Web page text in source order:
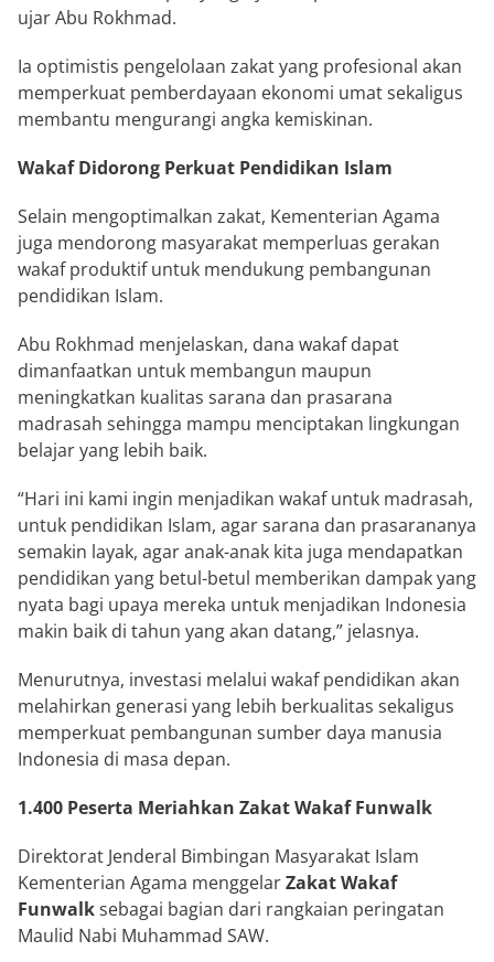
ujar Abu Rokhmad.
Ia optimistis pengelolaan zakat yang profesional akan
memperkuat pemberdayaan ekonomi umat sekaligus
membantu mengurangi angka kemiskinan.
Wakaf Didorong Perkuat Pendidikan Islam
Selain mengoptimalkan zakat, Kementerian Agama
juga mendorong masyarakat memperluas gerakan
wakaf produktif untuk mendukung pembangunan
pendidikan Islam.
Abu Rokhmad menjelaskan, dana wakaf dapat
dimanfaatkan untuk membangun maupun
meningkatkan kualitas sarana dan prasarana
madrasah sehingga mampu menciptakan lingkungan
belajar yang lebih baik.
“Hari ini kami ingin menjadikan wakaf untuk madrasah,
untuk pendidikan Islam, agar sarana dan prasarananya
semakin layak, agar anak-anak kita juga mendapatkan
pendidikan yang betul-betul memberikan dampak yang
nyata bagi upaya mereka untuk menjadikan Indonesia
makin baik di tahun yang akan datang,” jelasnya.
Menurutnya, investasi melalui wakaf pendidikan akan
melahirkan generasi yang lebih berkualitas sekaligus
memperkuat pembangunan sumber daya manusia
Indonesia di masa depan.
1.400 Peserta Meriahkan Zakat Wakaf Funwalk
Direktorat Jenderal Bimbingan Masyarakat Islam
Kementerian Agama menggelarZakat Wakaf
Funwalksebagai bagian dari rangkaian peringatan
Maulid Nabi Muhammad SAW.